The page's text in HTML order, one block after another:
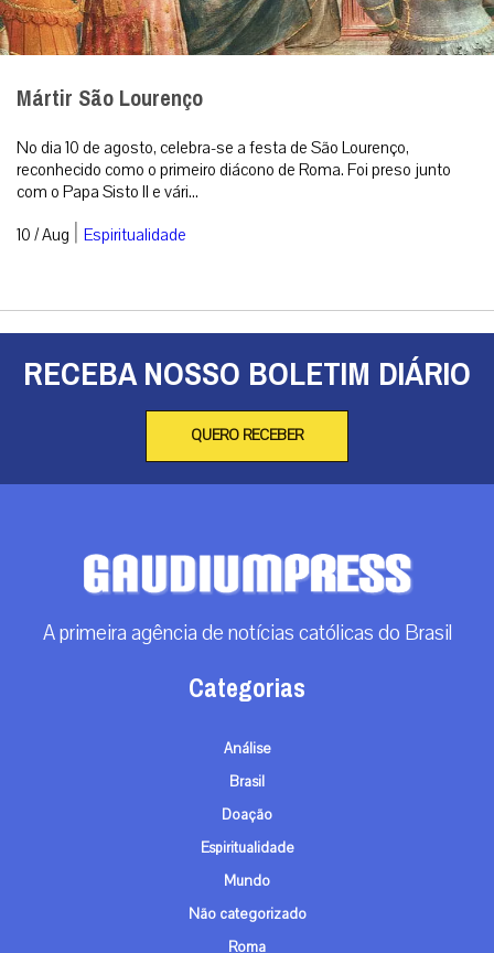
Mártir São Lourenço
No dia 10 de agosto, celebra-se a festa de São Lourenço,
reconhecido como o primeiro diácono de Roma. Foi preso junto
com o Papa Sisto II e vári...
10 / Aug | Espiritualidade
RECEBA NOSSO BOLETIM DIÁRIO
QUERO RECEBER
A primeira agência de notícias católicas do Brasil
Categorias
Análise
Brasil
Doação
Espiritualidade
Mundo
Não categorizado
Roma